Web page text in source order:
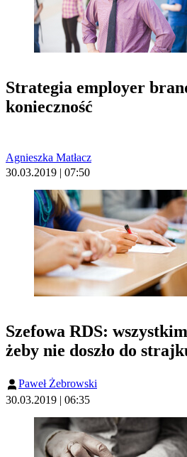
Strategia employer
konieczność
Agnieszka Matłacz
30.03.2019 | 07:50
Szefowa RDS:
żeby nie doszło do
Paweł Żebrowski
30.03.2019 | 06:35